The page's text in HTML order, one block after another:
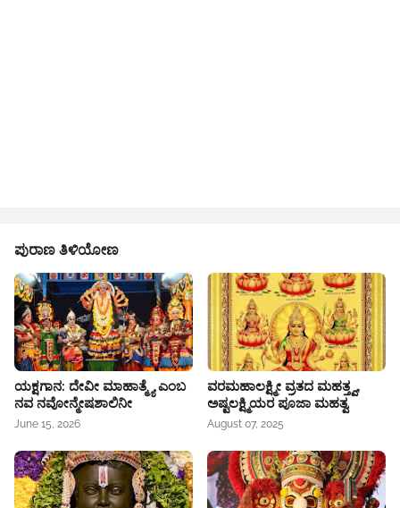
ಪುರಾಣ ತಿಳಿಯೋಣ
ಯಕ್ಷಗಾನ: ದೇವೀ ಮಾಹಾತ್ಮ್ಯೆ ಎಂಬ
ನವ ನವೋನ್ಮೇಷಶಾಲಿನೀ
June 15, 2026
ವರಮಹಾಲಕ್ಷ್ಮೀ ವ್ರತದ ಮಹತ್ತ್ವ,
ಅಷ್ಟಲಕ್ಷ್ಮಿಯರ ಪೂಜಾ ಮಹತ್ವ
August 07, 2025